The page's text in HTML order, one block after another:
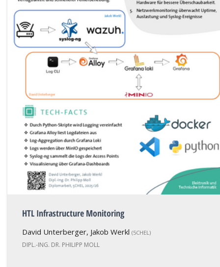
HTL Infrastructure Monitoring
David Unterberger, Jakob Werkl (5CHEL)
DIPL.-ING. DR. PHILIPP MOLL